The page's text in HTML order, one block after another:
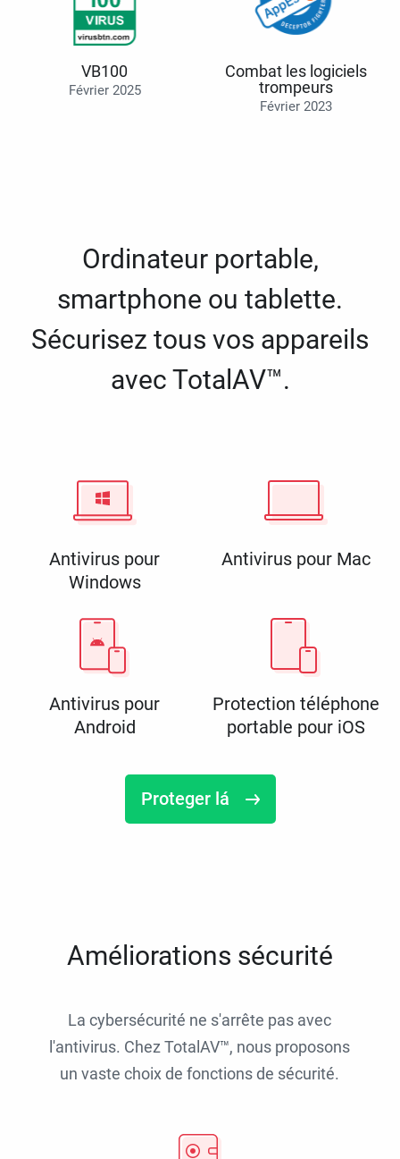
VB100
Février 2025
Combat les logiciels
trompeurs
Février 2023
Ordinateur portable,
smartphone ou tablette.
Sécurisez tous vos appareils
avec TotalAV™.
Antivirus pour
Windows
Antivirus pour Mac
Antivirus pour
Android
Protection téléphone
portable pour iOS
Proteger lá
Améliorations sécurité
La cybersécurité ne s'arrête pas avec
l'antivirus. Chez TotalAV™, nous proposons
un vaste choix de fonctions de sécurité.